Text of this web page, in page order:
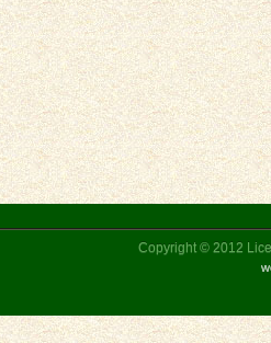
Copyright © 2012